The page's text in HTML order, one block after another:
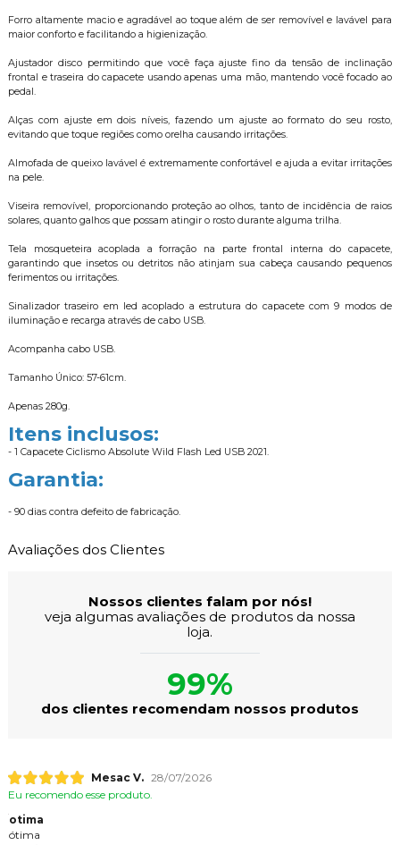
Forro altamente macio e agradável ao toque além de ser removível e lavável para
maior conforto e facilitando a higienização.
Ajustador disco permitindo que você faça ajuste fino da tensão de inclinação
frontal e traseira do capacete usando apenas uma mão, mantendo você focado ao
pedal.
Alças com ajuste em dois níveis, fazendo um ajuste ao formato do seu rosto,
evitando que toque regiões como orelha causando irritações.
Almofada de queixo lavável é extremamente confortável e ajuda a evitar irritações
na pele.
Viseira removível, proporcionando proteção ao olhos, tanto de incidência de raios
solares, quanto galhos que possam atingir o rosto durante alguma trilha.
Tela mosqueteira acoplada a forração na parte frontal interna do capacete,
garantindo que insetos ou detritos não atinjam sua cabeça causando pequenos
ferimentos ou irritações.
Sinalizador traseiro em led acoplado a estrutura do capacete com 9 modos de
iluminação e recarga através de cabo USB.
Acompanha cabo USB.
Tamanho Único: 57-61cm.
Apenas 280g.
Itens inclusos:
- 1 Capacete Ciclismo Absolute Wild Flash Led USB 2021.
Garantia:
- 90 dias contra defeito de fabricação.
Avaliações dos Clientes
Nossos clientes falam por nós!
veja algumas avaliações de produtos da nossa
loja.
99%
dos clientes recomendam nossos produtos
Mesac V. 28/07/2026
Eu recomendo esse produto.
otima
ótima